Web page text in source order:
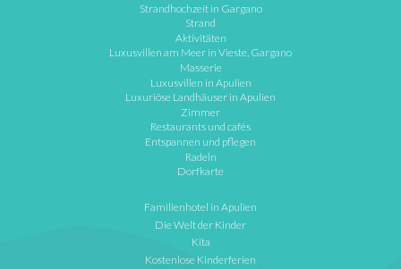
Strandhochzeit in Gargano
Strand
Aktivitäten
Luxusvillen am Meer in Vieste, Gargano
Masserie
Luxusvillen in Apulien
Luxuriöse Landhäuser in Apulien
Zimmer
Restaurants und cafés
Entspannen und pflegen
Radeln
Dorfkarte
Familienhotel in Apulien
Die Welt der Kinder
Kita
Kostenlose Kinderferien